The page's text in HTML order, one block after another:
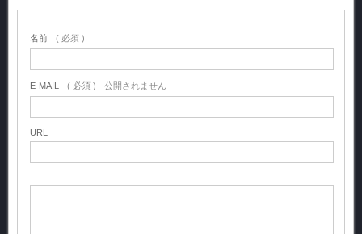
名前 ( 必須 )
E-MAIL ( 必須 ) - 公開されません -
URL